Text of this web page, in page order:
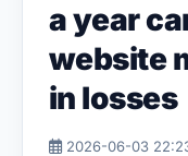
SSL Tools
Currency
a year
website
in losses
2026-06-03